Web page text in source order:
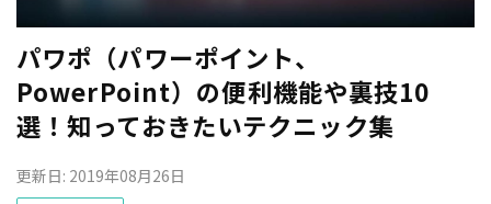
パワポ（パワーポイント、
PowerPoint）の便利機能や裏技10
選！知っておきたいテクニック集
更新日: 2019年08月26日